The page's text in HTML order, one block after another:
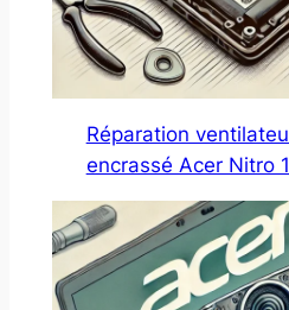
Réparation
encrassé Acer Nitro